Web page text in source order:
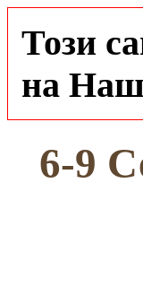
Този
на
6-9